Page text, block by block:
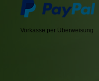
Vorkasse per Überweisung